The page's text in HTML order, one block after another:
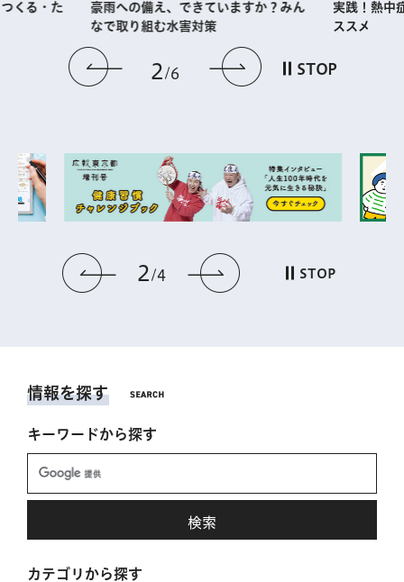
前のスライドを表示
2 6 次のスライドを
STOP
くる・た
豪雨への備え、できていますか？みん
なで取り組む水害対策
実践！熱中
ススメ
前のスライドを表示
2 4 次のスライドを表
STOP
情報を探す
キーワードから探す
カテゴリから探す